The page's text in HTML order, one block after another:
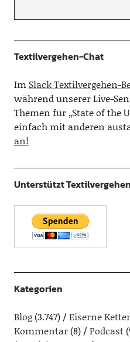
Textilvergehen-Chat
Im Slack Textilvergehen-
während unserer Live-
Themen für „State of the
einfach mit anderen
an!
Unterstützt
Kategorien
Blog(3.747) Eiserne
Kommentar(8) Podcast